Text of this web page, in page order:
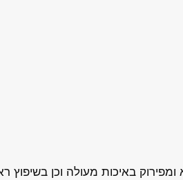
באיכות מעולה וכן בשיפוץ